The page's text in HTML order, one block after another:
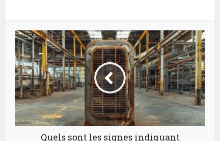
Quels sont les signes indiquant